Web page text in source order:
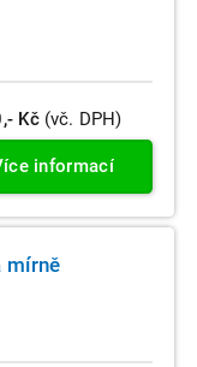
Kč (vč. DPH)
informací
mírně